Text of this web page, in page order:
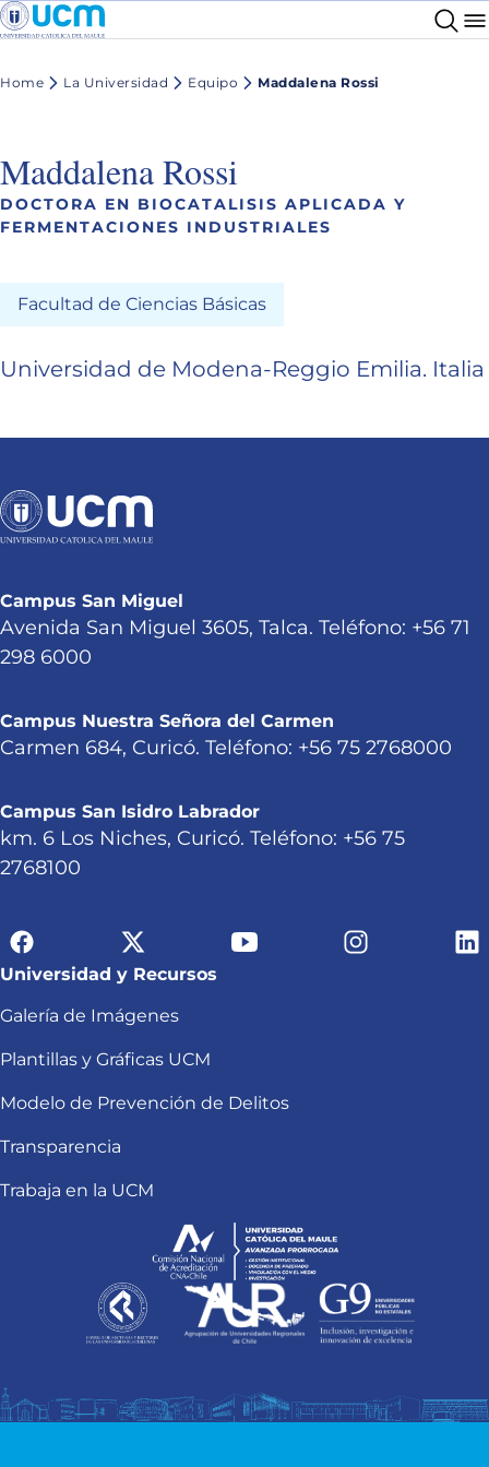
Home La Universidad Equipo Maddalena Rossi
Maddalena Rossi
DOCTORA EN BIOCATALISIS APLICADA Y
FERMENTACIONES INDUSTRIALES
Facultad de Ciencias Básicas
Universidad de Modena-Reggio Emilia. Italia
Campus San Miguel
Avenida San Miguel 3605, Talca. Teléfono: +56 71
298 6000
Campus Nuestra Señora del Carmen
Carmen 684, Curicó. Teléfono: +56 75 2768000
Campus San Isidro Labrador
km. 6 Los Niches, Curicó. Teléfono: +56 75
2768100
Universidad y Recursos
Galería de Imágenes
Plantillas y Gráficas UCM
Modelo de Prevención de Delitos
Transparencia
Trabaja en la UCM